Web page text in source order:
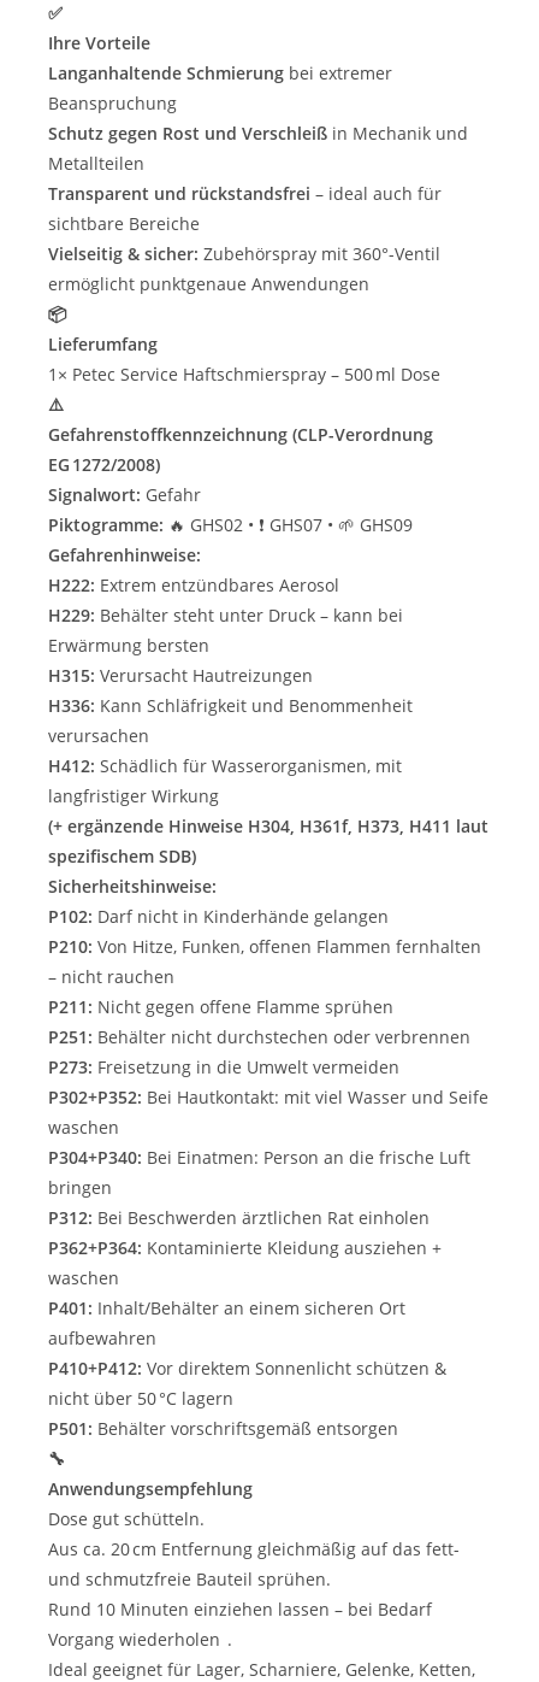
✅
Ihre Vorteile
Langanhaltende Schmierung bei extremer
Beanspruchung
Schutz gegen Rost und Verschleiß in Mechanik und
Metallteilen
Transparent und rückstandsfrei – ideal auch für
sichtbare Bereiche
Vielseitig & sicher: Zubehörspray mit 360°-Ventil
ermöglicht punktgenaue Anwendungen
📦
Lieferumfang
1× Petec Service Haftschmierspray – 500 ml Dose
⚠️
Gefahrenstoffkennzeichnung (CLP-Verordnung
EG 1272/2008)
Signalwort: Gefahr
Piktogramme: 🔥 GHS02 • ❗ GHS07 • 🌱 GHS09
Gefahrenhinweise:
H222: Extrem entzündbares Aerosol
H229: Behälter steht unter Druck – kann bei
Erwärmung bersten
H315: Verursacht Hautreizungen
H336: Kann Schläfrigkeit und Benommenheit
verursachen
H412: Schädlich für Wasserorganismen, mit
langfristiger Wirkung
(+ ergänzende Hinweise H304, H361f, H373, H411 laut
spezifischem SDB)
Sicherheitshinweise:
P102: Darf nicht in Kinderhände gelangen
P210: Von Hitze, Funken, offenen Flammen fernhalten
– nicht rauchen
P211: Nicht gegen offene Flamme sprühen
P251: Behälter nicht durchstechen oder verbrennen
P273: Freisetzung in die Umwelt vermeiden
P302+P352: Bei Hautkontakt: mit viel Wasser und Seife
waschen
P304+P340: Bei Einatmen: Person an die frische Luft
bringen
P312: Bei Beschwerden ärztlichen Rat einholen
P362+P364: Kontaminierte Kleidung ausziehen +
waschen
P401: Inhalt/Behälter an einem sicheren Ort
aufbewahren
P410+P412: Vor direktem Sonnenlicht schützen &
nicht über 50 °C lagern
P501: Behälter vorschriftsgemäß entsorgen
🔧
Anwendungsempfehlung
Dose gut schütteln.
Aus ca. 20 cm Entfernung gleichmäßig auf das fett-
und schmutzfreie Bauteil sprühen.
Rund 10 Minuten einziehen lassen – bei Bedarf
Vorgang wiederholen .
Ideal geeignet für Lager, Scharniere, Gelenke, Ketten,